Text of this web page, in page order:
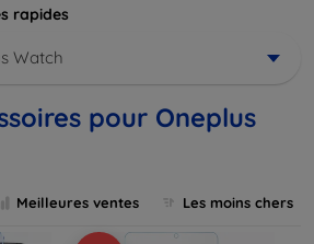
rapides
Watch
pour Oneplus
Meilleures ventes Les moins chers